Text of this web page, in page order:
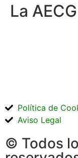
La
© Todos
Política de
Aviso Legal